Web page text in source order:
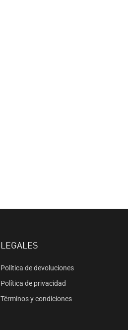
LEGALES
Política de devoluciones
Política de privacidad
Términos y condiciones